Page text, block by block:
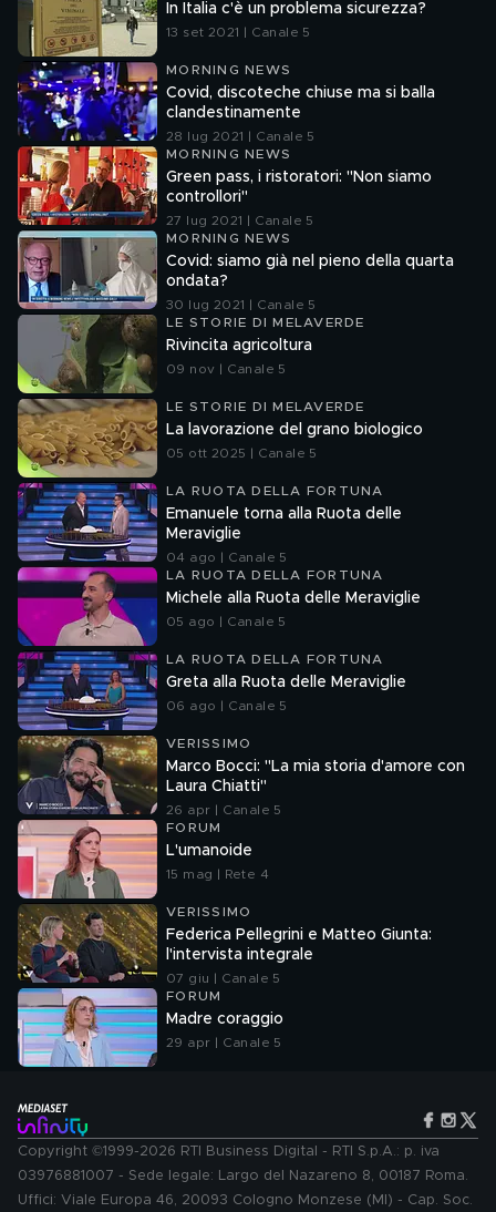
In Italia c'è un problema sicurezza?
13 set 2021 | Canale 5
MORNING NEWS
Covid, discoteche chiuse ma si balla
clandestinamente
28 lug 2021 | Canale 5
MORNING NEWS
Green pass, i ristoratori: "Non siamo
controllori"
27 lug 2021 | Canale 5
MORNING NEWS
Covid: siamo già nel pieno della quarta
ondata?
30 lug 2021 | Canale 5
LE STORIE DI MELAVERDE
Rivincita agricoltura
09 nov | Canale 5
LE STORIE DI MELAVERDE
La lavorazione del grano biologico
05 ott 2025 | Canale 5
LA RUOTA DELLA FORTUNA
Emanuele torna alla Ruota delle
Meraviglie
04 ago | Canale 5
LA RUOTA DELLA FORTUNA
Michele alla Ruota delle Meraviglie
05 ago | Canale 5
LA RUOTA DELLA FORTUNA
Greta alla Ruota delle Meraviglie
06 ago | Canale 5
VERISSIMO
Marco Bocci: "La mia storia d'amore con
Laura Chiatti"
26 apr | Canale 5
FORUM
L'umanoide
15 mag | Rete 4
VERISSIMO
Federica Pellegrini e Matteo Giunta:
l'intervista integrale
07 giu | Canale 5
FORUM
Madre coraggio
29 apr | Canale 5
Copyright ©1999-2026 RTI Business Digital - RTI S.p.A.: p. iva
03976881007 - Sede legale: Largo del Nazareno 8, 00187 Roma.
Uffici: Viale Europa 46, 20093 Cologno Monzese (MI) - Cap. Soc.